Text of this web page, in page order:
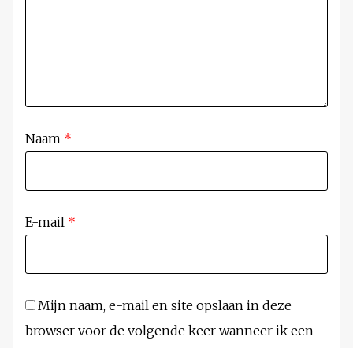
Naam *
E-mail *
Mijn naam, e-mail en site opslaan in deze
browser voor de volgende keer wanneer ik een